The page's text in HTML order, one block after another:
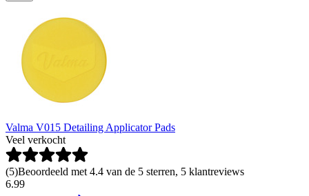
Valma V015 Detailing Applicator Pads
Veel verkocht
(5)Beoordeeld met 4.4 van de 5 sterren, 5 klantreviews
6.99